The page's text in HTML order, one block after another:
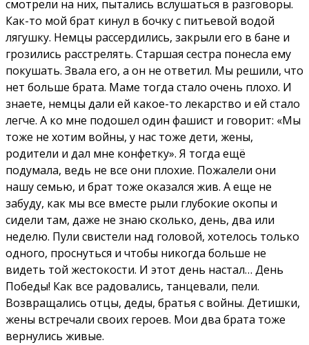
смотрели на них, пытались вслушаться в разговоры.
Как-то мой брат кинул в бочку с питьевой водой
лягушку. Немцы рассердились, закрыли его в бане и
грозились расстрелять. Старшая сестра понесла ему
покушать. Звала его, а он не ответил. Мы решили, что
нет больше брата. Маме тогда стало очень плохо. И
знаете, немцы дали ей какое-то лекарство и ей стало
легче. А ко мне подошел один фашист и говорит: «Мы
тоже не хотим войны, у нас тоже дети, жены,
родители и дал мне конфетку». Я тогда ещё
подумала, ведь не все они плохие. Пожалели они
нашу семью, и брат тоже оказался жив. А еще не
забуду, как мы все вместе рыли глубокие окопы и
сидели там, даже не знаю сколько, день, два или
неделю. Пули свистели над головой, хотелось только
одного, проснуться и чтобы никогда больше не
видеть той жестокости. И этот день настал… День
Победы! Как все радовались, танцевали, пели.
Возвращались отцы, деды, братья с войны. Детишки,
жены встречали своих героев. Мои два брата тоже
вернулись живые.